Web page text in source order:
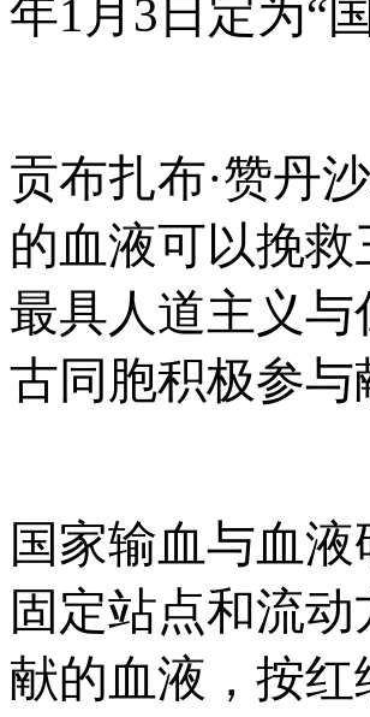
年1月3日定为“
贡布扎布·赞丹
的血液可以挽
最具人道主义
古同胞积极参
国家输血与血
固定站点和流
献的血液，按